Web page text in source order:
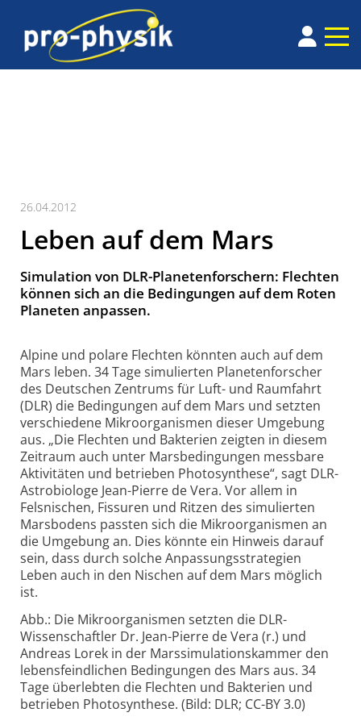
26.04.2012
Leben auf dem Mars
Simulation von DLR-Planetenforschern: Flechten
können sich an die Bedingungen auf dem Roten
Planeten anpassen.
Alpine und polare Flechten könnten auch auf dem
Mars leben. 34 Tage simulierten Planetenforscher
des Deutschen Zentrums für Luft- und Raumfahrt
(DLR) die Bedingungen auf dem Mars und setzten
verschiedene Mikroorganismen dieser Umgebung
aus. „Die Flechten und Bakterien zeigten in diesem
Zeitraum auch unter Marsbedingungen messbare
Aktivitäten und betrieben Photosynthese“, sagt DLR-
Astrobiologe Jean-Pierre de Vera. Vor allem in
Felsnischen, Fissuren und Ritzen des simulierten
Marsbodens passten sich die Mikroorganismen an
die Umgebung an. Dies könnte ein Hinweis darauf
sein, dass durch solche Anpassungsstrategien
Leben auch in den Nischen auf dem Mars möglich
ist.
Abb.: Die Mikroorganismen setzten die DLR-
Wissenschaftler Dr. Jean-Pierre de Vera (r.) und
Andreas Lorek in der Marssimulationskammer den
lebensfeindlichen Bedingungen des Mars aus. 34
Tage überlebten die Flechten und Bakterien und
betrieben Photosynthese. (Bild: DLR; CC-BY 3.0)